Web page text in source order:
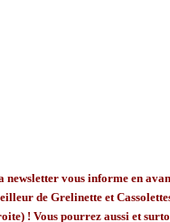
newsletter vous informe en
de Grelinette et
! Vous pourrez aussi et